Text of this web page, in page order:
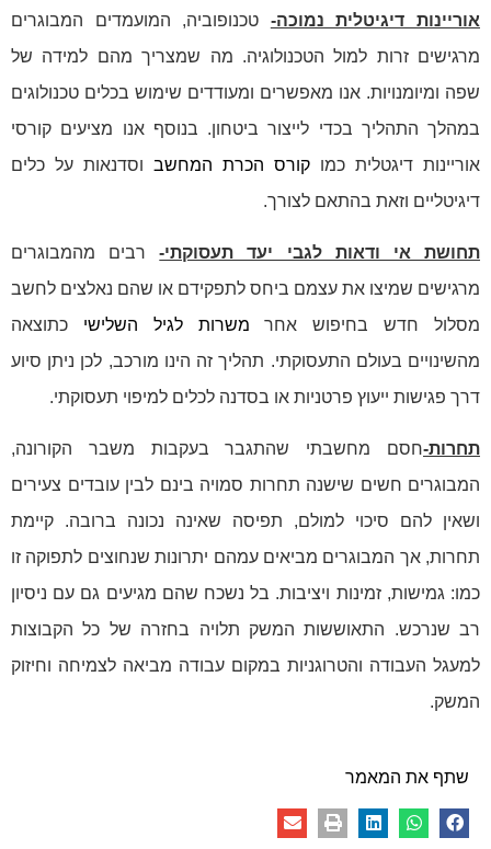
אוריינות דיגיטלית נמוכה- טכנופוביה, המועמדים המבוגרים
מרגישים זרות למול הטכנולוגיה. מה שמצריך מהם למידה של
שפה ומיומנויות. אנו מאפשרים ומעודדים שימוש בכלים טכנולוגים
במהלך התהליך בכדי לייצור ביטחון. בנוסף אנו מציעים קורסי
אוריינות דיגטלית כמו קורס הכרת המחשב וסדנאות על כלים
דיגיטליים וזאת בהתאם לצורך.
תחושת אי ודאות לגבי יעד תעסוקתי-רבים מהמבוגרים
מרגישים שמיצו את עצמם ביחס לתפקידם או שהם נאלצים לחשב
מסלול חדש בחיפוש אחר משרות לגיל השלישי כתוצאה
מהשינויים בעולם התעסוקתי. תהליך זה הינו מורכב, לכן ניתן סיוע
דרך פגישות ייעוץ פרטניות או בסדנה לכלים למיפוי תעסוקתי.
תחרות-חסם מחשבתי שהתגבר בעקבות משבר הקורונה,
המבוגרים חשים שישנה תחרות סמויה בינם לבין עובדים צעירים
ושאין להם סיכוי למולם, תפיסה שאינה נכונה ברובה. קיימת
תחרות, אך המבוגרים מביאים עמהם יתרונות שנחוצים לתפוקה זו
כמו: גמישות, זמינות ויציבות. בל נשכח שהם מגיעים גם עם ניסיון
רב שנרכש. התאוששות המשק תלויה בחזרה של כל הקבוצות
למעגל העבודה והטרוגניות במקום עבודה מביאה לצמיחה וחיזוק
המשק.
שתף את המאמר